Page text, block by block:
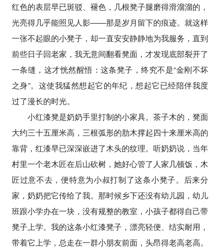
红色的表层早已斑驳、褪色，几根凳子腿磨得滑溜溜的，
光亮得几乎能照见人影——那是岁月留下的痕迹。就这样
一张不起眼的小凳子，却一直安安静静地为我服务，直到
前些日子回老家，我无意间翻看凳面，才发现底部裂开了
一条缝，这才恍然醒悟：这条凳子，终究不是“金刚不坏
之身”。这使我猛然想起它的年纪，想起它已经陪伴我度
过了漫长的时光。
小红漆凳是奶奶手里打制的小家具。茶子木的，凳面
大约三十五厘米高，三根弧形的肋木撑起四十来厘米高的
靠背，红漆早已深深嵌进了木头的纹理。听奶奶说，当年
村里一个老木匠在后山砍树，她好心管了人家几顿饭，木
匠过意不去，便特意为小叔打制了这条小凳子。后来分
家，奶奶把它传给了我。那时候乡下还没有幼儿园，幼儿
班跟小学办在一块，没有规整的教室，小孩子都得自己带
凳子上学。我的这条小红漆凳子，漂亮轻便、结实耐用，
带着它上学，总走在一群小朋友前面，头昂得老高老高。